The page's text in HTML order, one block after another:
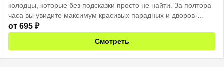
колодцы, которые без подсказки просто не найти. За полтора
часа вы увидите максимум красивых парадных и дворов-
колодцев, а в конце получите список секретных адресов,
которых нет ни в одном путеводителе.
от 695 ₽
Смотреть